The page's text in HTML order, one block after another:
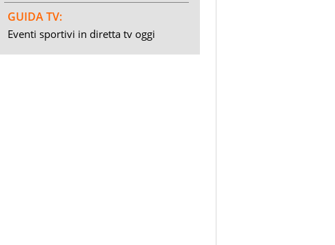
GUIDA TV:
Eventi sportivi in diretta tv oggi